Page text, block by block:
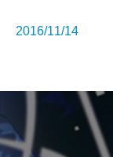
2016/11/14